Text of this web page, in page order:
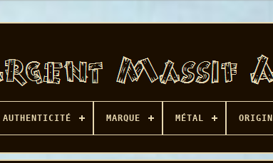
AUTHENTICITÉ MARQUE MÉTAL